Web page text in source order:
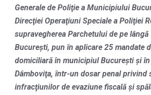
Generale de Poliţie a Municipiului
Direcţiei Operaţiuni Speciale a Poliţiei
supravegherea Parchetului de pe
Bucureşti, pun în aplicare 25 mandate
domiciliară în municipiul Bucureşti şi
Dâmboviţa, într-un dosar penal privind
infracţiunilor de evaziune fiscală şi